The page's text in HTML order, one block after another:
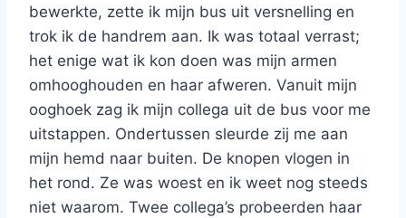
bewerkte, zette ik mijn bus uit versnelling en
trok ik de handrem aan. Ik was totaal verrast;
het enige wat ik kon doen was mijn armen
omhooghouden en haar afweren. Vanuit mijn
ooghoek zag ik mijn collega uit de bus voor me
uitstappen. Ondertussen sleurde zij me aan
mijn hemd naar buiten. De knopen vlogen in
het rond. Ze was woest en ik weet nog steeds
niet waarom. Twee collega’s probeerden haar